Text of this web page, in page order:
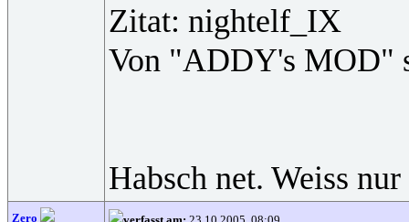
Zitat: nightelf_IX
Von "ADDY's MOD"
Habsch net. Weiss
Zero